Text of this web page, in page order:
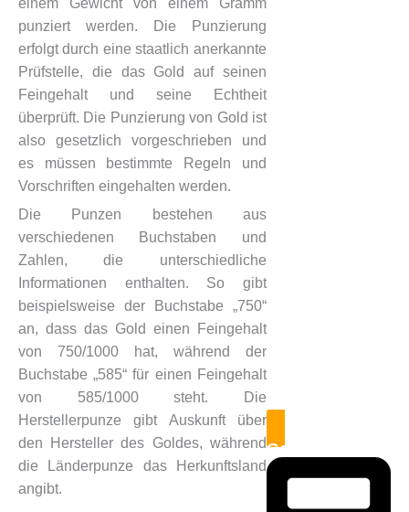
punziert werden. Die Punzierung
erfolgt durch eine staatlich anerkannte
Prüfstelle, die das Gold auf seinen
Feingehalt und seine Echtheit
überprüft. Die Punzierung von Gold ist
also gesetzlich vorgeschrieben und
es müssen bestimmte Regeln und
Vorschriften eingehalten werden.
Die Punzen bestehen aus
verschiedenen Buchstaben und
Zahlen, die unterschiedliche
Informationen enthalten. So gibt
beispielsweise der Buchstabe „750“
an, dass das Gold einen Feingehalt
von 750/1000 hat, während der
Buchstabe „585“ für einen Feingehalt
von 585/1000 steht. Die
Herstellerpunze gibt Auskunft über
den Hersteller des Goldes, während
die Länderpunze das Herkunftsland
angibt.
Goldrechner